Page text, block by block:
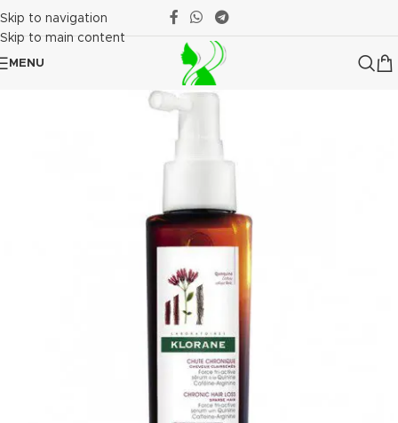
Skip to navigation
Skip to main content
MENU